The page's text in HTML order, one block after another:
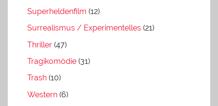
Superheldenfilm (12)
Surrealismus / Experimentelles (21)
Thriller (47)
Tragikomödie (31)
Trash (10)
Western (6)